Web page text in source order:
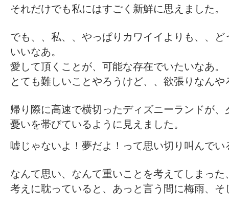
それだけでも私にはすごく新鮮に思えました。
でも、、私、、やっぱりカワイイよりも、、ど
いいなあ。
愛して頂くことが、可能な存在でいたいなあ。
とても難しいことやろうけど、、欲張りなんや
帰り際に高速で横切ったディズニーランドが、
憂いを帯びているように見えました。
嘘じゃないよ！夢だよ！って思い切り叫んでい
なんて思い、なんて重いことを考えてしまった
考えに耽っていると、あっと言う間に梅雨、そ